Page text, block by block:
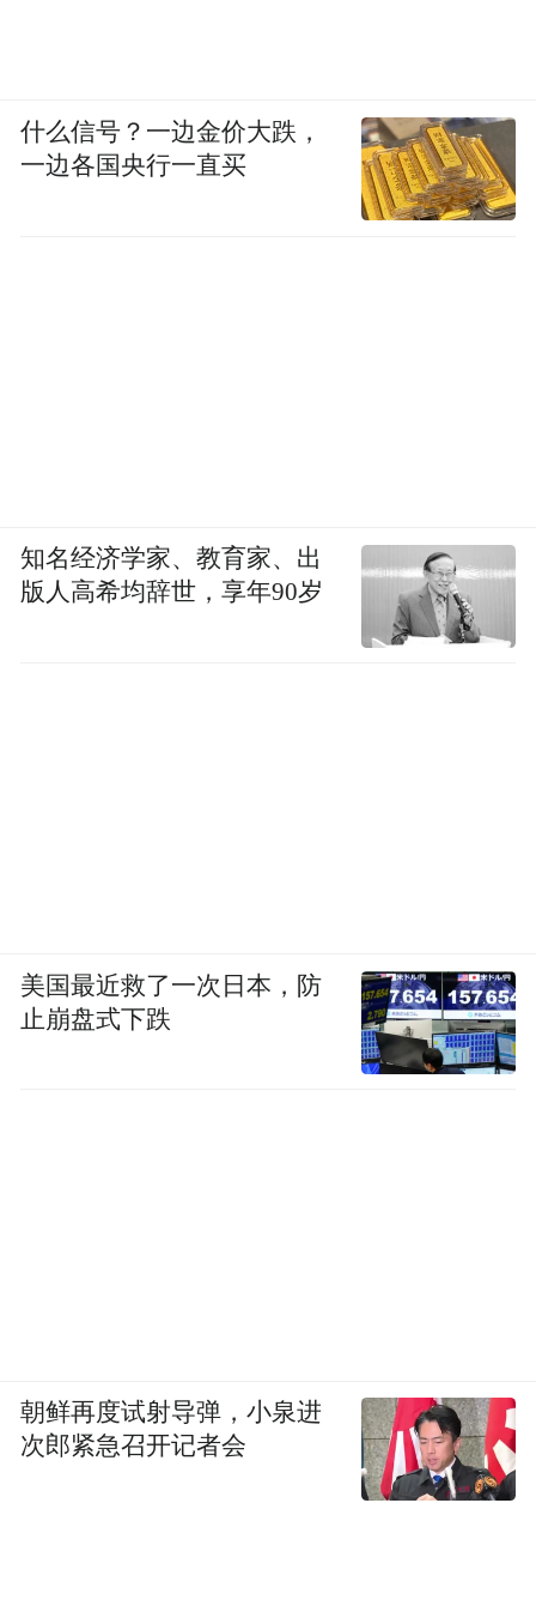
什么信号？一边金价大跌，
一边各国央行一直买
知名经济学家、教育家、出
版人高希均辞世，享年90岁
美国最近救了一次日本，防
止崩盘式下跌
朝鲜再度试射导弹，小泉进
次郎紧急召开记者会